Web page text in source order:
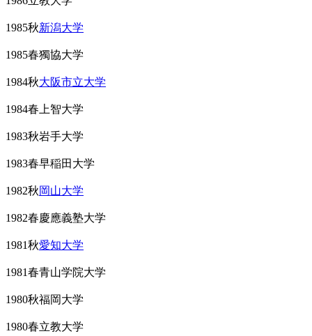
1985秋新潟大学
1985春獨協大学
1984秋大阪市立大学
1984春上智大学
1983秋岩手大学
1983春早稲田大学
1982秋岡山大学
1982春慶應義塾大学
1981秋愛知大学
1981春青山学院大学
1980秋福岡大学
1980春立教大学